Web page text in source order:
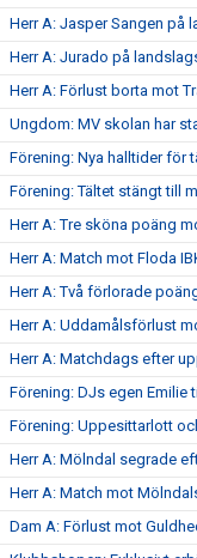
Herr A: Jasper Sangen på
Herr A: Jurado på
Herr A: Förlust borta mot
Ungdom: MV skolan har
Förening: Nya halltider för
Förening: Tältet stängt till
Herr A: Tre sköna poäng
Herr A: Match mot Floda
Herr A: Två förlorade
Herr A: Uddamålsförlust
Herr A: Matchdags efter
Förening: DJs egen Emilie
Förening: Uppesittarlott
Herr A: Mölndal segrade
Herr A: Match mot
Dam A: Förlust mot